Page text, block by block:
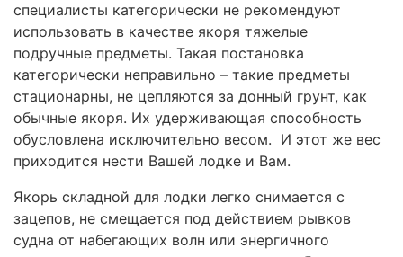
специалисты категорически не рекомендуют
использовать в качестве якоря тяжелые
подручные предметы. Такая постановка
категорически неправильно – такие предметы
стационарны, не цепляются за донный грунт, как
обычные якоря. Их удерживающая способность
обусловлена исключительно весом. И этот же вес
приходится нести Вашей лодке и Вам.
Якорь складной для лодки легко снимается с
зацепов, не смещается под действием рывков
судна от набегающих волн или энергичного